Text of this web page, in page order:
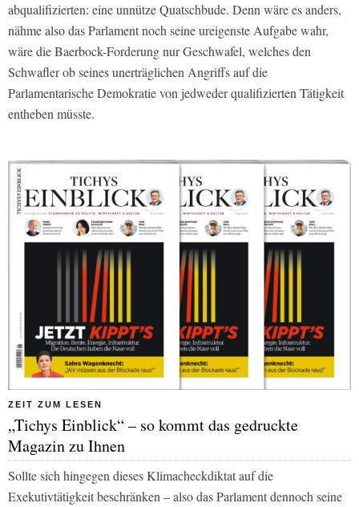
abqualifizierten: eine unnütze Quatschbude. Denn wäre es anders,
nähme also das Parlament noch seine ureigenste Aufgabe wahr,
wäre die Baerbock-Forderung nur Geschwafel, welches den
Schwafler ob seines unerträglichen Angriffs auf die
Parlamentarische Demokratie von jedweder qualifizierten Tätigkeit
entheben müsste.
ZEIT ZUM LESEN
„Tichys Einblick“ – so kommt das gedruckte
Magazin zu Ihnen
Sollte sich hingegen dieses Klimacheckdiktat auf die
Exekutivtätigkeit beschränken – also das Parlament dennoch seine